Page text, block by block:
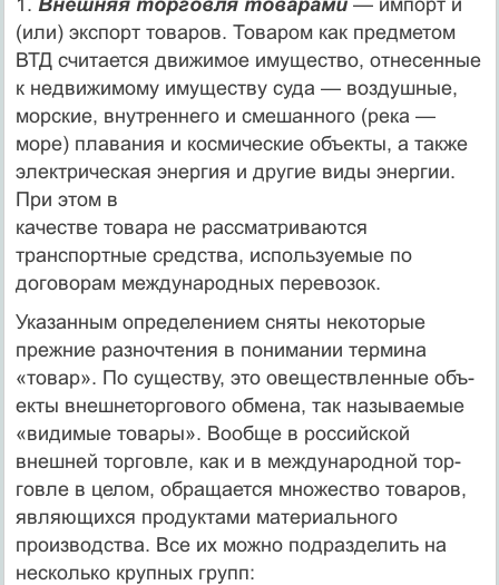
(или) экспорт товаров. Товаром как предметом
ВТД считается движимое имущество, отне­сенные
к недвижимому имуществу суда — воздушные,
морские, внутреннего и смешанного (река —
море) плавания и космические объек­ты, а также
электрическая энергия и другие виды энергии.
При этом в
качестве товара не рассматриваются
транспортные средства, использу­емые по
договорам международных перевозок.
Указанным определением сняты некоторые
прежние разночтения в понимании термина
«товар». По существу, это овеществленные объ­
екты внешнеторгового обмена, так называемые
«видимые товары». Вообще в российской
внешней торговле, как и в международной тор­
говле в целом, обращается множество товаров,
являющихся продукта­ми материального
производства. Все их можно подразделить на
неско­лько крупных групп: